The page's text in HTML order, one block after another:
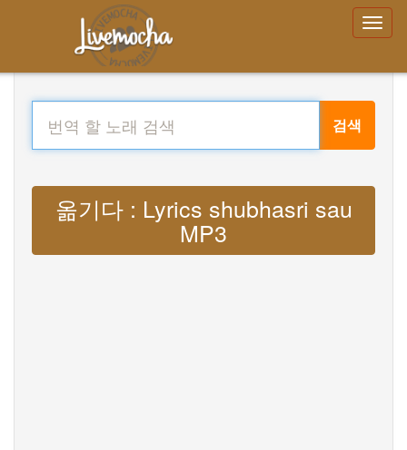
검색
옮기다 : Lyrics shubhasri sau
MP3